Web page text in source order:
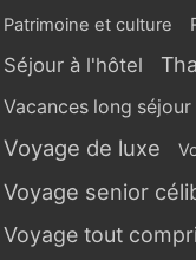
Patrimoine et culture
Séjour à l'hôtel
Vacances long séjour
Voyage de luxe
Voyage senior
Voyage tout